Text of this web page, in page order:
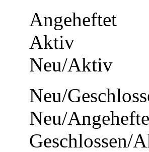
Angeheftet
Aktiv
Neu/Aktiv
Neu/
Neu/
Geschlossen/